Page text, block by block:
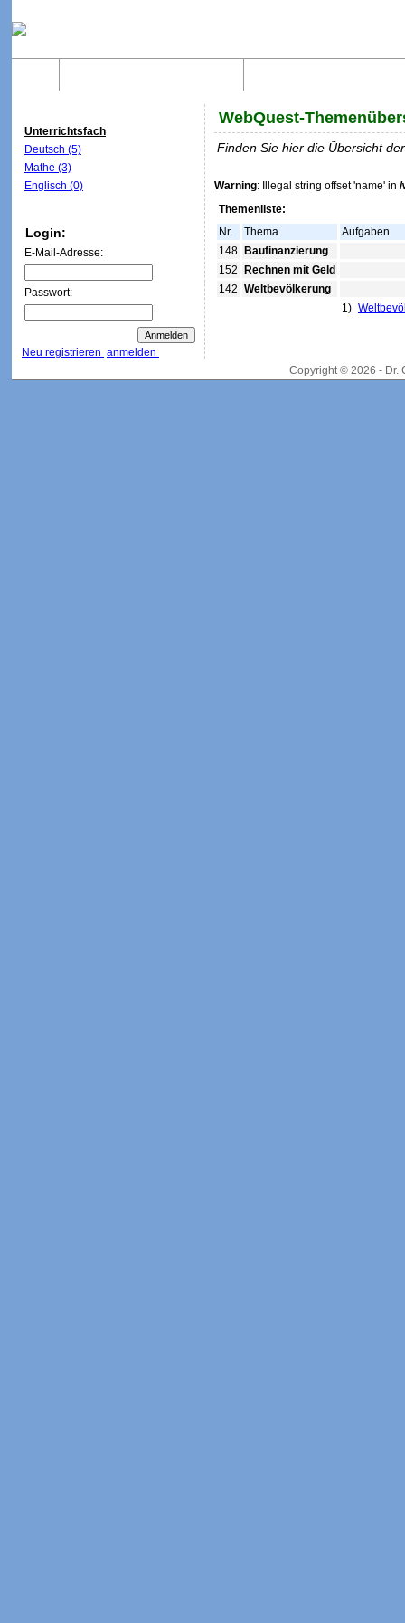
Unterrichtsfach
Deutsch (5)
Mathe (3)
Englisch (0)
Login:
E-Mail-Adresse:
Passwort:
Neu registrieren anmelden
WebQuest-
Finden Sie hier die Übersicht
Warning: Illegal string offset 'name' in /
Themenliste:
Nr.
Thema
Aufgaben
148
Baufinanzierung
152
Rechnen mit Geld
142 Weltbevölkerung
1)
Copyright © 2026 - Dr.